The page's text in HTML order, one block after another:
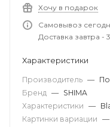
Хочу в подарок
Самовывоз
Доставка завтра -
Характеристики
Производитель —
Бренд — SHIMA
Характеристики —
Картинки вариации —